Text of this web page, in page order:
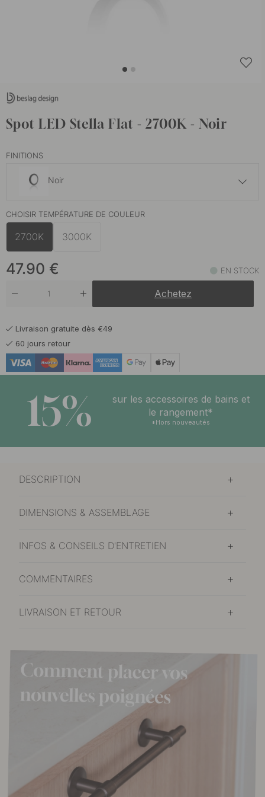
Spot LED Stella Flat - 2700K - Noir
FINITIONS
Noir
Finition en acier inoxydable
Blanc
CHOISIR TEMPÉRATURE DE COULEUR
2700K 3000K
47.90 € EN STOCK
Achetez
Livraison gratuite dès €49
60 jours retour
15%
sur les accessoires de bains et
le rangement*
*Hors nouveautés
DESCRIPTION
DIMENSIONS & ASSEMBLAGE
INFOS & CONSEILS D'ENTRETIEN
COMMENTAIRES
LIVRAISON ET RETOUR